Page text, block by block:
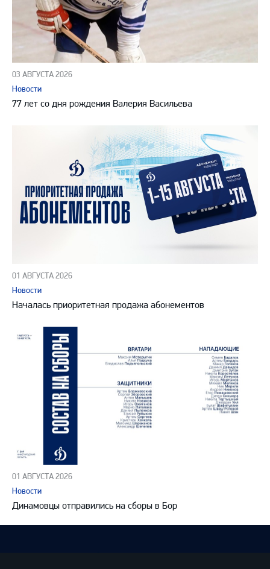
03 АВГУСТА 2026
Новости
77 лет со дня рождения Валерия Васильева
01 АВГУСТА 2026
Новости
Началась приоритетная продажа абонементов
01 АВГУСТА 2026
Новости
Динамовцы отправились на сборы в Бор